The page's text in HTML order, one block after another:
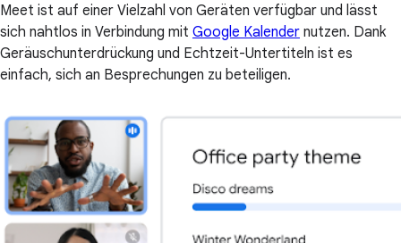
Meet ist auf einer Vielzahl von Geräten verfügbar und lässt
sich nahtlos in Verbindung mit Google Kalender nutzen. Dank
Geräuschunterdrückung und Echtzeit-Untertiteln ist es
einfach, sich an Besprechungen zu beteiligen.